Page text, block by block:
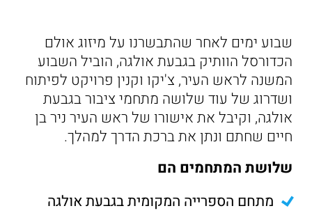
שבוע ימים לאחר שהתבשרנו על מיזוג אולם
הכדורסל הוותיק בגבעת אולגה, הוביל השבוע
המשנה לראש העיר, צ'יקו וקנין פרויקט לפיתוח
ושדרוג של עוד שלושה מתחמי ציבור בגבעת
אולגה, וקיבל את אישורו של ראש העיר ניר בן
חיים שחתם ונתן את ברכת הדרך למהלך.
שלושת המתחמים הם
מתחם הספרייה המקומית בגבעת אולגה
ירושלים
תל אביב